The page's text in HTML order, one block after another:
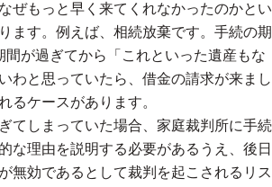
ぜもっと早く来てくれなかったのかとい
ます。例えば、相続放棄です。手続の期
間が過ぎてから「これといった遺産もな
わと思っていたら、借金の請求が来まし
るケースがあります。
てしまっていた場合、家庭裁判所に手続
な理由を説明する必要があるうえ、後日
無効であるとして裁判を起こされるリス